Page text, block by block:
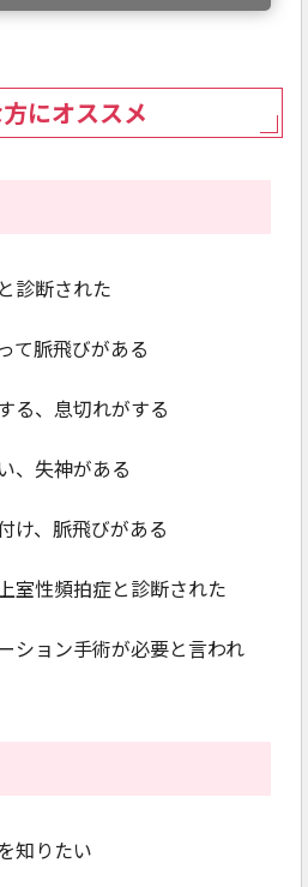
にオススメ
診断された
て脈飛びがある
る、息切れがする
、失神がある
け、脈飛びがある
室性頻拍症と診断された
ション手術が必要と言われ
知りたい